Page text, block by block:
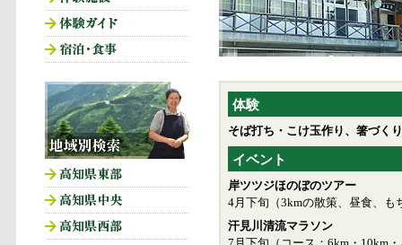
体験
そば打ち・こけ玉作り、箸づく
イベント
岸ツツジほのぼのツアー
4月下旬（3kmの散策、昼食、も
汗見川清流マラソン